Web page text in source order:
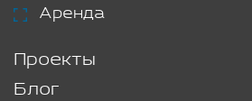
Аренда
Проекты
Блог